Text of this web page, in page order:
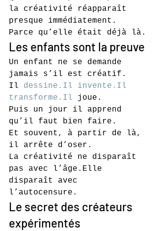
la créativité réapparaît
presque immédiatement.
Parce qu’elle était déjà là.
Les enfants sont la preuve
Un enfant ne se demande
jamais s’il est créatif.
Il dessine.Il
invente.Il
transforme.Il joue.
Puis un jour il apprend
qu’il faut bien faire.
Et souvent, à partir de là,
il arrête d’oser.
La créativité ne disparaît
pas avec l’âge.Elle
disparaît avec
l’autocensure.
Le secret des créateurs
expérimentés